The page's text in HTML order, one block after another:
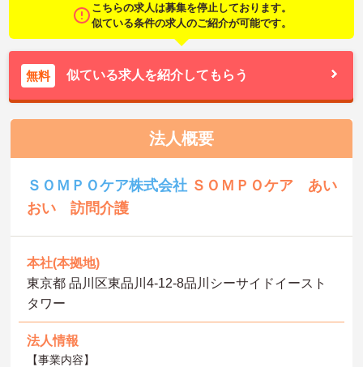
こちらの求人は募集を停止しております。
似ている条件の求人のご紹介が可能です。
無料 似ている求人を紹介してもらう
法人概要
ＳＯＭＰＯケア株式会社 ＳＯＭＰＯケア あい
おい 訪問介護
本社(本拠地)
東京都 品川区東品川4-12-8品川シーサイドイースト
タワー
法人情報
【事業内容】